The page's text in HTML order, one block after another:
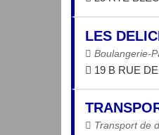
LES
Boulangerie-
19 B RUE
Transport de